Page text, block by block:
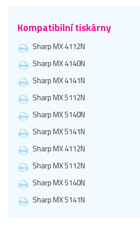
Kompatibilní tiskárny
Sharp MX 4112N
Sharp MX 4140N
Sharp MX 4141N
Sharp MX 5112N
Sharp MX 5140N
Sharp MX 5141N
Sharp MX 4112N
Sharp MX 5112N
Sharp MX 5140N
Sharp MX 5141N